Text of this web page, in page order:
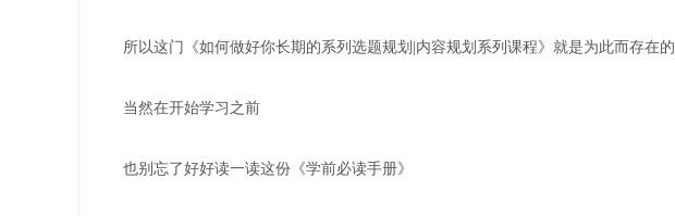
所以这门《如何做好你长期的系列选题规划|内容规划系列课程》就是为此而存在的
当然在开始学习之前
也别忘了好好读一读这份《学前必读手册》